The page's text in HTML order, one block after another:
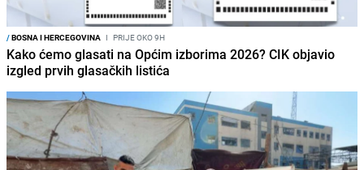
/BOSNA I HERCEGOVINA I PRIJE OKO 9H
Kako ćemo glasati na Općim izborima 2026? CIK objavio
izgled prvih glasačkih listića